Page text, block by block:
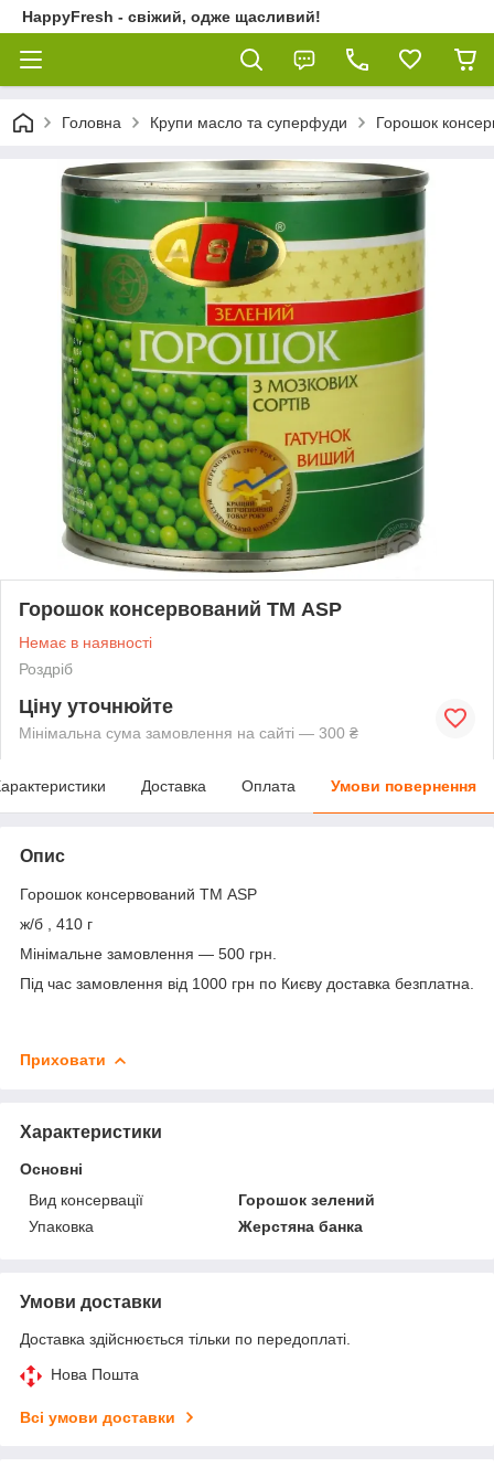
HappyFresh - свіжий, одже щасливий!
Головна Крупи масло та суперфуди Горошок
Горошок консервований ТМ ASP
Немає в наявності
Роздріб
Ціну уточнюйте
Мінімальна сума замовлення на сайті — 300 ₴
Доставка Оплата Умови повернення
Опис
Горошок консервований ТМ ASP
ж/б , 410 г
Мінімальне замовлення — 500 грн.
Під час замовлення від 1000 грн по Києву доставка безплатна.
Приховати
Характеристики
Основні
Вид консервації
Горошок зелений
Упаковка
Жерстяна банка
Умови доставки
Доставка здійснюється тільки по передоплаті.
Нова Пошта
Всі умови доставки